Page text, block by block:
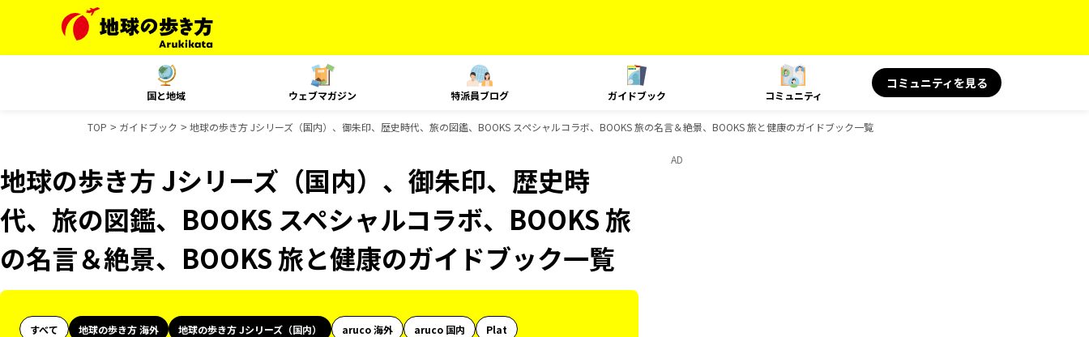
国と地域 ウェブマガジン 特派員ブログ ガイドブック コミュニティ
コミュニティを見る
TOP ガイドブック 地球の歩き方 Jシリーズ（国内）、御朱印、歴史時代、旅の図鑑、BOOKS スペシャルコラボ、BOOKS 旅の名言＆絶景、BOOKS 旅と健康のガイドブック一覧
地球の歩き方 Jシリーズ（国内）、御朱印、歴史時
代、旅の図鑑、BOOKS スペシャルコラボ、BOOKS 旅
の名言＆絶景、BOOKS 旅と健康のガイドブック一覧
すべて 地球の歩き方 海外 地球の歩き方 Jシリーズ（国内） aruco 海外 aruco 国内
Plat
AD